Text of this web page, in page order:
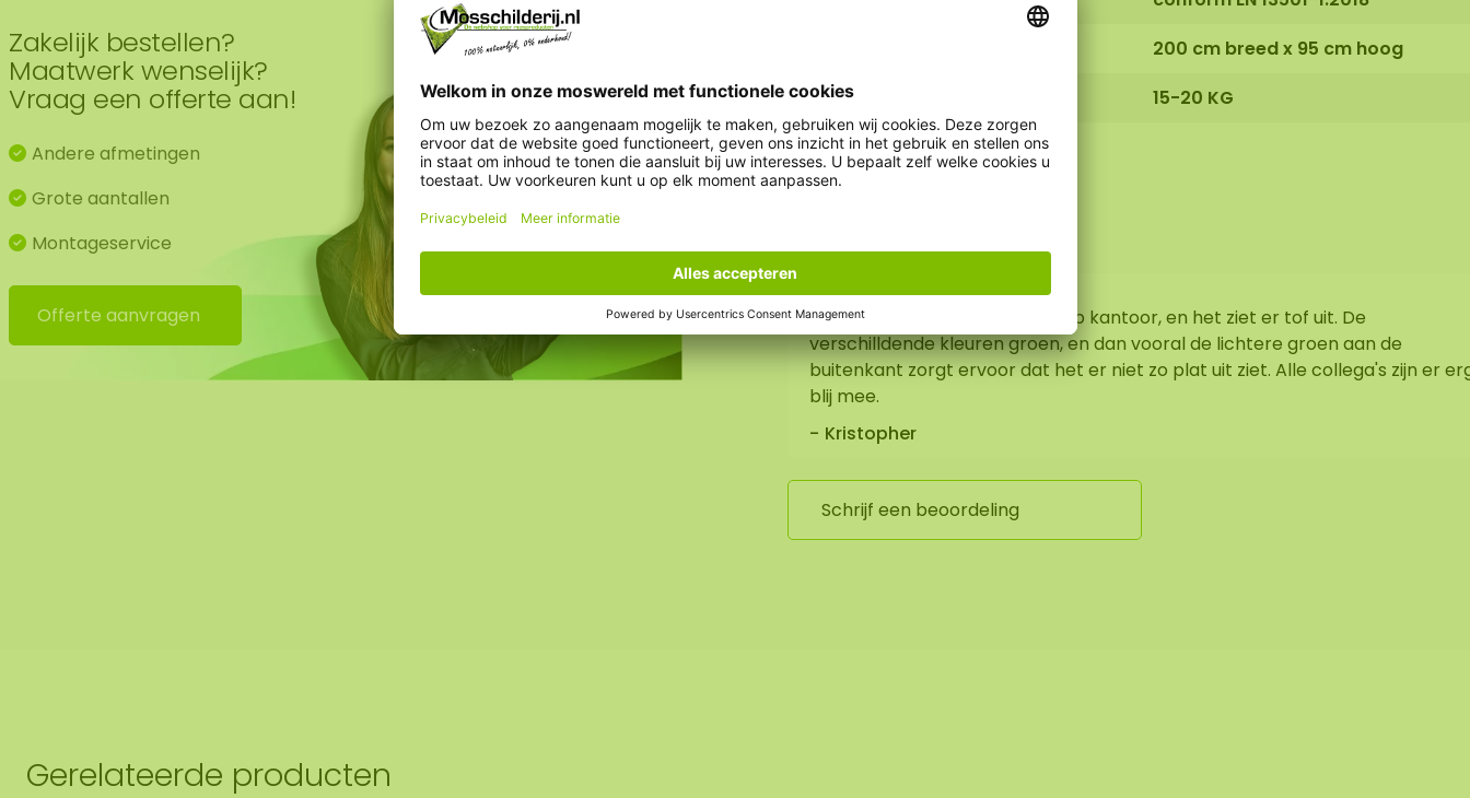
bieden ook de mogelijkheid om de mos wereldkaart door ons montageteam
laten hangen. Mocht dit wenselijk zijn geef dit aan bij het uitchecken. We
Zakelijk bestellen?
Maatwerk wenselijk?
Vraag een offerte aan!
Andere afmetingen
Grote aantallen
Montageservice
Offerte aanvragen
200 cm breed x 95 cm hoog
Gewicht:
15-20 KG
Beoordelingen
De wereldkaart hangt bij ons op kantoor, en het ziet er tof uit. De
verschilldende kleuren groen, en dan vooral de lichtere groen aan de
buitenkant zorgt ervoor dat het er niet zo plat uit ziet. Alle collega's zijn er
blij mee.
Kristopher
Schrijf een beoordeling
Gerelateerde producten